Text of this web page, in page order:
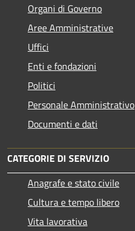
Organi di Governo
Aree Amministrative
Uffici
Enti e fondazioni
Politici
Personale Amministrativo
Documenti e dati
CATEGORIE DI SERVIZIO
Anagrafe e stato civile
Cultura e tempo libero
Vita lavorativa